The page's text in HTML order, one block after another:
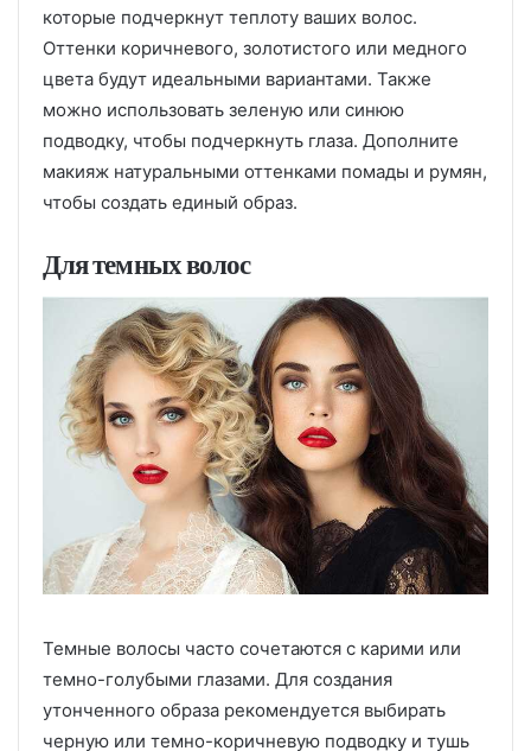
которые подчеркнут теплоту ваших волос.
Оттенки коричневого, золотистого или медного
цвета будут идеальными вариантами. Также
можно использовать зеленую или синюю
подводку, чтобы подчеркнуть глаза. Дополните
макияж натуральными оттенками помады и румян,
чтобы создать единый образ.
Для темных волос
Темные волосы часто сочетаются с карими или
темно-голубыми глазами. Для создания
утонченного образа рекомендуется выбирать
черную или темно-коричневую подводку и тушь